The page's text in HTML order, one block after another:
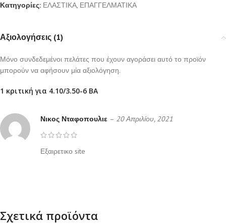
Κατηγορίες: ΕΛΑΣΤΙΚΑ, ΕΠΑΓΓΕΛΜΑΤΙΚΑ
Αξιολογήσεις (1)
1 κριτική για 4.10/3.50-6 BA
Νικος Νταφοπουλιε – 20 Απριλίου, 2021
Εξαιρετικο site
Μόνο συνδεδεμένοι πελάτες που έχουν αγοράσει αυτό το προϊόν
μπορούν να αφήσουν μία αξιολόγηση.
Σχετικά προϊόντα